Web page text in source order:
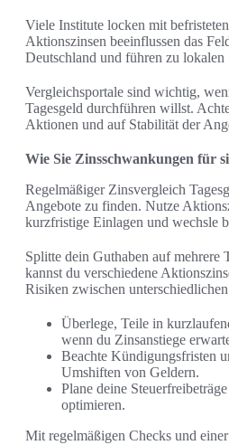
Viele Institute locken mit
Aktionszinsen beeinflussen das
Deutschland und führen zu
Vergleichsportale sind wichtig,
Tagesgeld durchführen willst.
Aktionen und auf Stabilität der
Wie Sie Zinsschwankungen für
Regelmäßiger Zinsvergleich
Angebote zu finden. Nutze
kurzfristige Einlagen und wechsle
Splitte dein Guthaben auf mehrere
kannst du verschiedene
Risiken zwischen
Überlege, Teile in
wenn du Zinsanstiege
Beachte Kündigungsfristen
Umshiften von Geldern.
Plane deine
optimieren.
Mit regelmäßigen Checks und